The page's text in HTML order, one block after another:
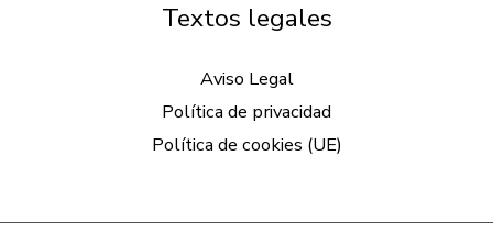
Textos legales
Aviso Legal
Política de privacidad
Política de cookies (UE)